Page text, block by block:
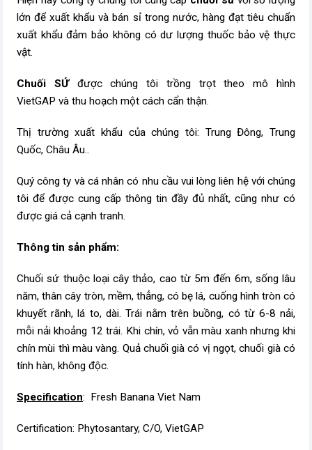
lớn để xuất khẩu và bán sỉ trong nước, hàng đạt tiêu chuẩn
xuất khẩu đảm bảo không có dư lượng thuốc bảo vệ thực
vật.
Chuối SỨ được chúng tôi trồng trọt theo mô hình
VietGAP và thu hoạch một cách cẩn thận.
Thị trường xuất khẩu của chúng tôi: Trung Đông, Trung
Quốc, Châu Âu..
Quý công ty và cá nhân có nhu cầu vui lòng liên hệ với chúng
tôi để được cung cấp thông tin đầy đủ nhất, cũng như có
được giá cả cạnh tranh.
Thông tin sản phẩm:
Chuối sứ thuộc loại cây thảo, cao từ 5m đến 6m, sống lâu
năm, thân cây tròn, mềm, thẳng, có bẹ lá, cuống hình tròn có
khuyết rãnh, lá to, dài. Trái nằm trên buồng, có từ 6-8 nải,
mỗi nải khoảng 12 trái. Khi chín, vỏ vẫn màu xanh nhưng khi
chín mùi thì màu vàng. Quả chuối già có vị ngọt, chuối già có
tính hàn, không độc.
Specification: Fresh Banana Viet Nam
Certification: Phytosantary, C/O, VietGAP